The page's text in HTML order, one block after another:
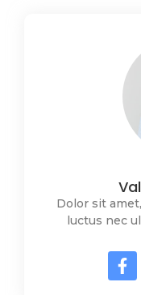
Dolor sit
luctus nec